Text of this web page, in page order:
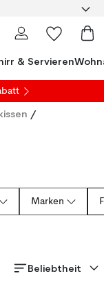
& Servieren
/
Marken
Beliebtheit